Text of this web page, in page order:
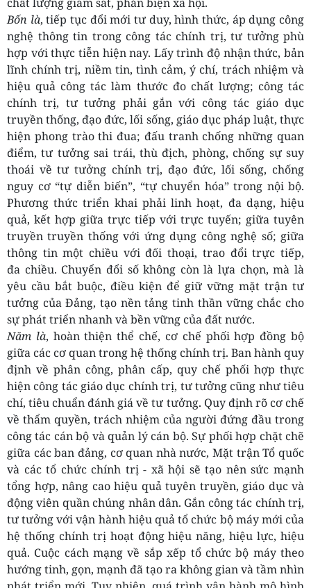
Bốn là, tiếp tục đổi mới tư duy, hình thức, áp dụng công
nghệ thông tin trong công tác chính trị, tư tưởng phù
hợp với thực tiễn hiện nay. Lấy trình độ nhận thức, bản
lĩnh chính trị, niềm tin, tình cảm, ý chí, trách nhiệm và
hiệu quả công tác làm thước đo chất lượng; công tác
chính trị, tư tưởng phải gắn với công tác giáo dục
truyền thống, đạo đức, lối sống, giáo dục pháp luật, thực
hiện phong trào thi đua; đấu tranh chống những quan
điểm, tư tưởng sai trái, thù địch, phòng, chống sự suy
thoái về tư tưởng chính trị, đạo đức, lối sống, chống
nguy cơ “tự diễn biến”, “tự chuyển hóa” trong nội bộ.
Phương thức triển khai phải linh hoạt, đa dạng, hiệu
quả, kết hợp giữa trực tiếp với trực tuyến; giữa tuyên
truyền truyền thống với ứng dụng công nghệ số; giữa
thông tin một chiều với đối thoại, trao đổi trực tiếp,
đa chiều. Chuyển đổi số không còn là lựa chọn, mà là
yêu cầu bắt buộc, điều kiện để giữ vững mặt trận tư
tưởng của Đảng, tạo nền tảng tinh thần vững chắc cho
sự phát triển nhanh và bền vững của đất nước.
Năm là, hoàn thiện thể chế, cơ chế phối hợp đồng bộ
giữa các cơ quan trong hệ thống chính trị. Ban hành quy
định về phân công, phân cấp, quy chế phối hợp thực
hiện công tác giáo dục chính trị, tư tưởng cũng như tiêu
chí, tiêu chuẩn đánh giá về tư tưởng. Quy định rõ cơ chế
về thẩm quyền, trách nhiệm của người đứng đầu trong
công tác cán bộ và quản lý cán bộ. Sự phối hợp chặt chẽ
giữa các ban đảng, cơ quan nhà nước, Mặt trận Tổ quốc
và các tổ chức chính trị - xã hội sẽ tạo nên sức mạnh
tổng hợp, nâng cao hiệu quả tuyên truyền, giáo dục và
động viên quần chúng nhân dân. Gắn công tác chính trị,
tư tưởng với vận hành hiệu quả tổ chức bộ máy mới của
hệ thống chính trị hoạt động hiệu năng, hiệu lực, hiệu
quả. Cuộc cách mạng về sắp xếp tổ chức bộ máy theo
hướng tinh, gọn, mạnh đã tạo ra không gian và tầm nhìn